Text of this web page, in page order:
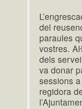
del
paraules
vostres.
dels
va donar
sessions
regidora